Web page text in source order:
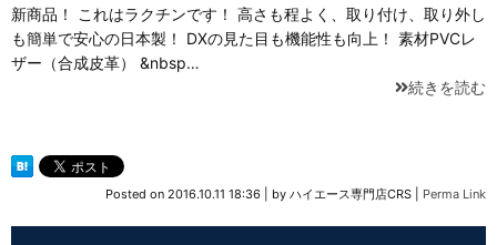
新商品！ これはラクチンです！ 高さも程よく、取り付け、取り外し
も簡単で安心の日本製！ DXの見た目も機能性も向上！ 素材PVCレ
ザー（合成皮革） &nbsp…
続きを読む
Posted on 2016.10.11 18:36 by ハイエース専門店CRS Perma Link